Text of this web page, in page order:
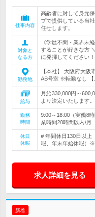
仕事内容
高齢者に対して身元
プで提供している当
任せします。
対象と
なる方
《学歴不問・業界
することが好きな方
に発揮してください！
勤務地
【本社】 大阪府大阪
AB号室 ※転勤なし 【
給与
月給330,000円～
より決定いたします
勤務
時間
9:00～18:00（実働8
業時間20時間以内/月
休日
休暇
# 年間休日130日以上
暇、年末年始休暇）
求人詳細を見る
新着